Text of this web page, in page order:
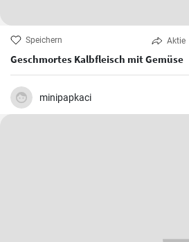
Speichern Aktie
Geschmortes Kalbfleisch mit Gemüse
minipapkaci